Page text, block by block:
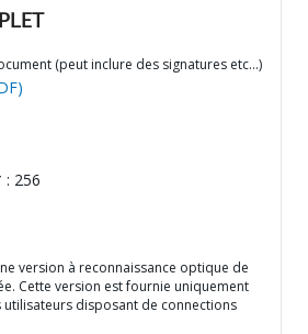
(peut inclure des signatures etc…)
256
version à reconnaissance optique de
Cette version est fournie uniquement
disposant de connections